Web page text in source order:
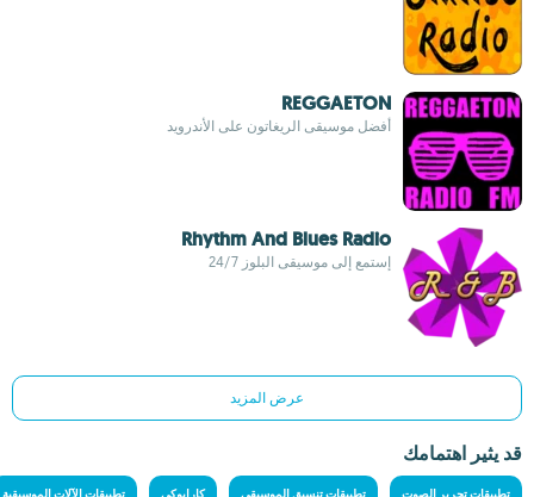
REGGAETON
أفضل موسيقى الريغاتون على الأندرويد
Rhythm And Blues Radio
إستمع إلى موسيقى البلوز 24/7
عرض المزيد
قد يثير اهتمامك